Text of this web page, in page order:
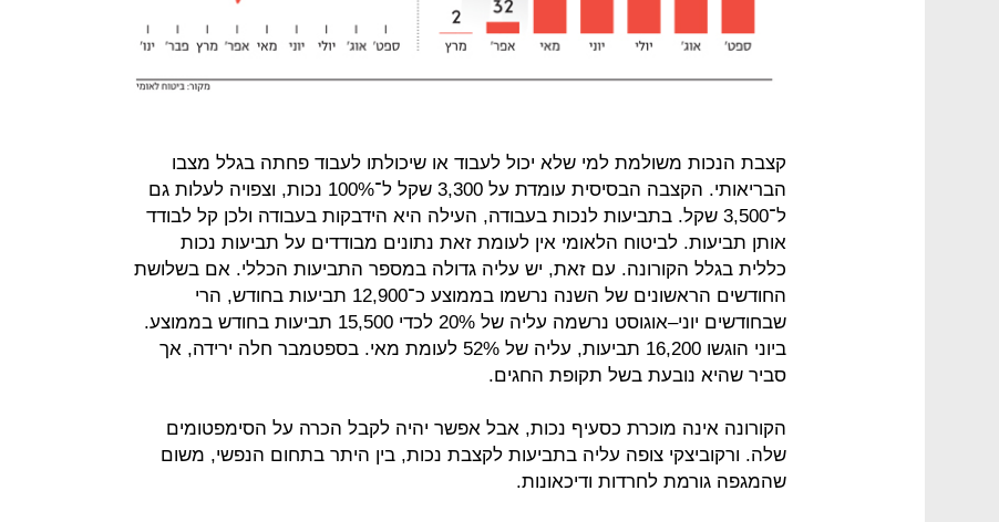
קצבת הנכות משולמת למי שלא יכול לעבוד או שיכולתו לעבוד פחתה בגלל מצבו
הבריאותי. הקצבה הבסיסית עומדת על 3,300 שקל ל־100% נכות, וצפויה לעלות גם
ל־3,500 שקל. בתביעות לנכות בעבודה, העילה היא הידבקות בעבודה ולכן קל לבודד
אותן תביעות. לביטוח הלאומי אין לעומת זאת נתונים מבודדים על תביעות נכות
כללית בגלל הקורונה. עם זאת, יש עליה גדולה במספר התביעות הכללי. אם בשלושת
החודשים הראשונים של השנה נרשמו בממוצע כ־12,900 תביעות בחודש, הרי
שבחודשים יוני–אוגוסט נרשמה עליה של 20% לכדי 15,500 תביעות בחודש בממוצע.
ביוני הוגשו 16,200 תביעות, עליה של 52% לעומת מאי. בספטמבר חלה ירידה, אך
סביר שהיא נובעת בשל תקופת החגים.
הקורונה אינה מוכרת כסעיף נכות, אבל אפשר יהיה לקבל הכרה על הסימפטומים
שלה. ורקוביצקי צופה עליה בתביעות לקצבת נכות, בין היתר בתחום הנפשי, משום
שהמגפה גורמת לחרדות ודיכאונות.